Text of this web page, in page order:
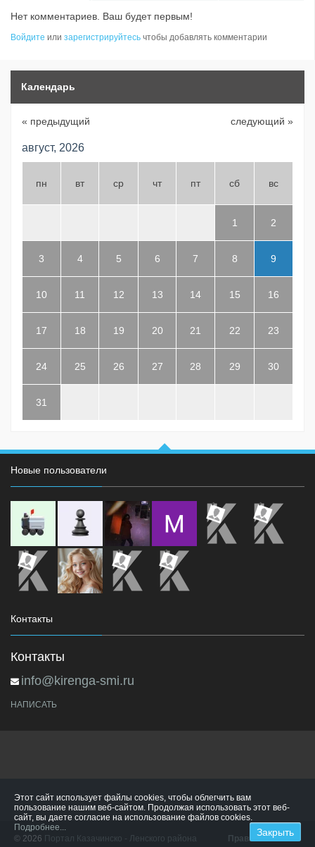
Нет комментариев. Ваш будет первым!
Войдите или зарегистрируйтесь чтобы добавлять комментарии
Календарь
« предыдущий следующий »
август, 2026
пн вт ср чт пт сб вс
1 2
3 4 5 6 7 8 9
10 11 12 13 14 15 16
17 18 19 20 21 22 23
24 25 26 27 28 29 30
31
Новые пользователи
Контакты
Контакты
info@kirenga-smi.ru
НАПИСАТЬ
© 2026 Портал Казачинско - Ленского района Правила сайта
Этот сайт использует файлы cookies, чтобы облегчить вам
пользование нашим веб-сайтом. Продолжая использовать этот веб-
сайт, вы даете согласие на использование файлов cookies.
Подробнее...